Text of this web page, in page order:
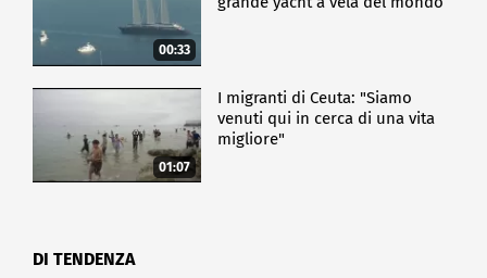
00:33
01:07
I migranti di Ceuta: "Siamo
venuti qui in cerca di una vita
migliore"
DI TENDENZA